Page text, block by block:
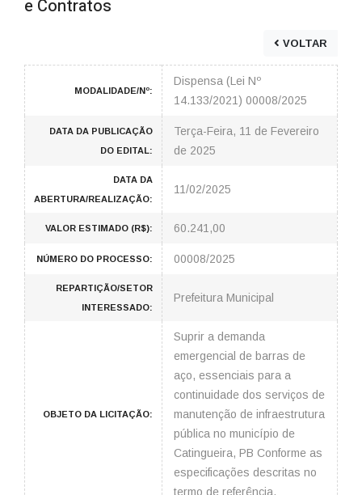
e Contratos
VOLTAR
MODALIDADE/Nº:
Dispensa (Lei Nº
14.133/2021) 00008/2025
DATA DA PUBLICAÇÃO
DO EDITAL:
Terça-Feira, 11 de Fevereiro
de 2025
DATA DA
ABERTURA/REALIZAÇÃO:
11/02/2025
VALOR ESTIMADO (R$): 60.241,00
NÚMERO DO PROCESSO: 00008/2025
REPARTIÇÃO/SETOR
INTERESSADO:
Prefeitura Municipal
OBJETO DA LICITAÇÃO:
Suprir a demanda
emergencial de barras de
aço, essenciais para a
continuidade dos serviços de
manutenção de infraestrutura
pública no município de
Catingueira, PB Conforme as
especificações descritas no
termo de referência.